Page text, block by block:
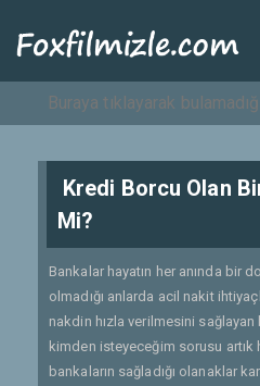
Kredi Borcu Olan
Mi?
Bankalar hayatın her anında bir
olmadığı anlarda acil nakit
nakdin hızla verilmesini sağlayan
kimden isteyeceğim sorusu
bankaların sağladığı olanaklar